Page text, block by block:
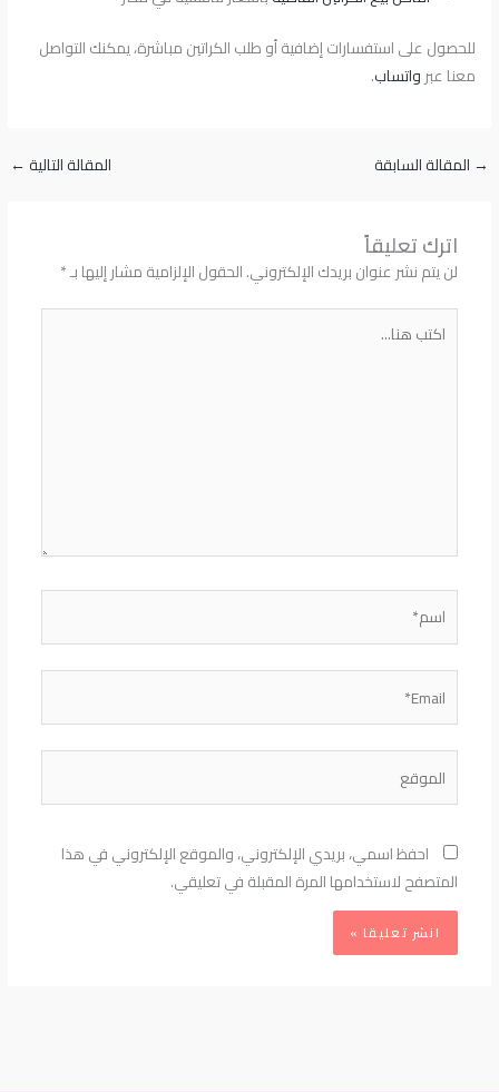
للحصول على استفسارات إضافية أو طلب الكراتين مباشرة، يمكنك التواصل
معنا عبرواتساب.
→ المقالة السابقة المقالة التالية←
اترك تعليقاً
لن يتم نشر عنوان بريدك الإلكتروني.الحقول الإلزامية مشار إليها بـ*
هنا...
احفظ اسمي، بريدي الإلكتروني، والموقع الإلكتروني في هذا
المتصفح لاستخدامها المرة المقبلة في تعليقي.